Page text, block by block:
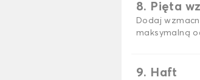
8. Pięta
Dodaj
maksymalną
9. Haft